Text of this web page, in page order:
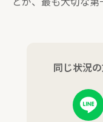
同じ状況